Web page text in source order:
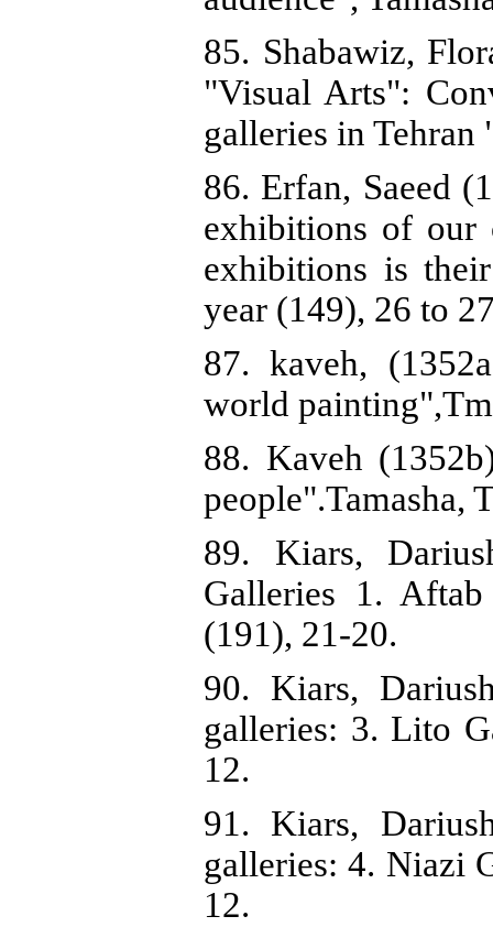
85. Shabawiz,
"Visual Arts":
galleries in Tehran
86. Erfan, Saeed
exhibitions of
exhibitions is
year (149), 26 to
87. kaveh,
world
88. Kaveh
people".Tamasha,
89. Kiars,
Galleries 1.
(191), 21-20.
90. Kiars,
galleries: 3. Lito
12.
91. Kiars,
galleries: 4. Niazi
12.